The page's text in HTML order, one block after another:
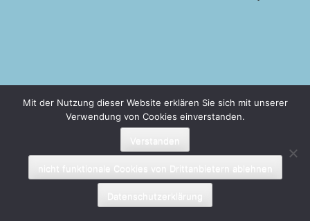
Mit der Nutzung dieser Website erklären Sie sich mit unserer
Verwendung von Cookies einverstanden.